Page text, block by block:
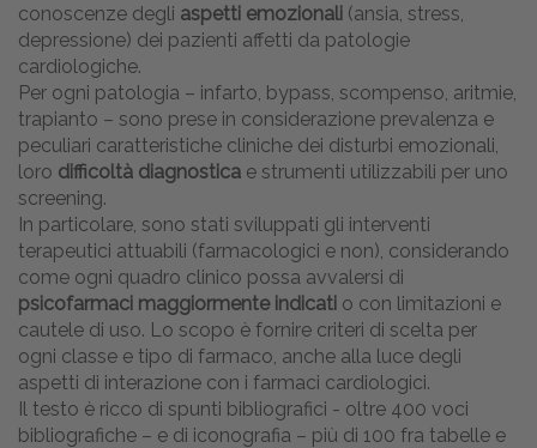
conoscenze degli aspetti emozionali (ansia, stress,
depressione) dei pazienti affetti da patologie
cardiologiche.
Per ogni patologia – infarto, bypass, scompenso, aritmie,
trapianto – sono prese in considerazione prevalenza e
peculiari caratteristiche cliniche dei disturbi emozionali,
loro difficoltà diagnostica e strumenti utilizzabili per uno
screening.
In particolare, sono stati sviluppati gli interventi
terapeutici attuabili (farmacologici e non), considerando
come ogni quadro clinico possa avvalersi di
psicofarmaci maggiormente indicati o con limitazioni e
cautele di uso. Lo scopo è fornire criteri di scelta per
ogni classe e tipo di farmaco, anche alla luce degli
aspetti di interazione con i farmaci cardiologici.
Il testo è ricco di spunti bibliografici - oltre 400 voci
bibliografiche – e di iconografia – più di 100 fra tabelle e